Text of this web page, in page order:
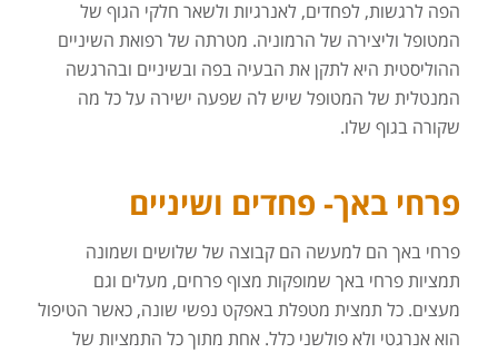
הפה לרגשות, לפחדים, לאנרגיות ולשאר חלקי הגוף של
המטופל וליצירה של הרמוניה. מטרתה של רפואת השיניים
ההוליסטית היא לתקן את הבעיה בפה ובשיניים ובהרגשה
המנטלית של המטופל שיש לה שפעה ישירה על כל מה
שקורה בגוף שלו.
פרחי באך- פחדים ושיניים
פרחי באך הם למעשה הם קבוצה של שלושים ושמונה
תמציות פרחי באך שמופקות מצוף פרחים, מעלים וגם
מעצים. כל תמצית מטפלת באפקט נפשי שונה, כאשר הטיפול
הוא אנרגטי ולא פולשני כלל. אחת מתוך כל התמציות של